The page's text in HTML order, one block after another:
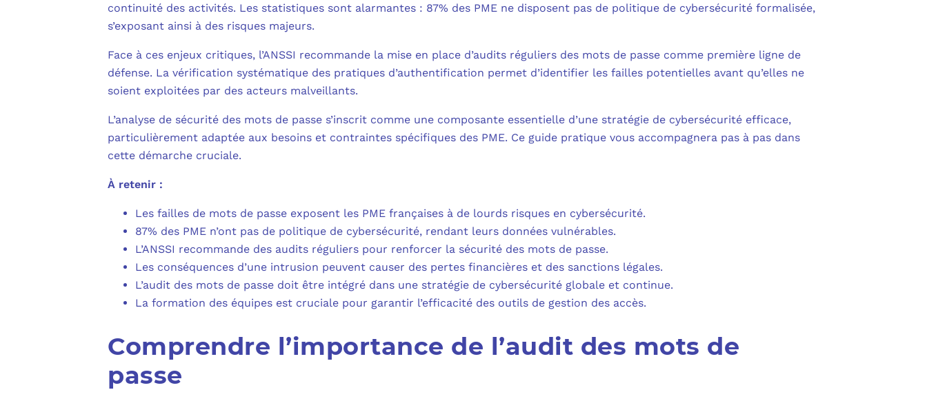
continuité des activités. Les statistiques sont alarmantes : 87% des PME ne disposent pas de politique de cybersécurité formalisée,
s’exposant ainsi à des risques majeurs.
Face à ces enjeux critiques, l’ANSSI recommande la mise en place d’audits réguliers des mots de passe comme première ligne de
défense. La vérification systématique des pratiques d’authentification permet d’identifier les failles potentielles avant qu’elles ne
soient exploitées par des acteurs malveillants.
L’analyse de sécurité des mots de passe s’inscrit comme une composante essentielle d’une stratégie de cybersécurité efficace,
particulièrement adaptée aux besoins et contraintes spécifiques des PME. Ce guide pratique vous accompagnera pas à pas dans
cette démarche cruciale.
À retenir :
Les failles de mots de passe exposent les PME françaises à de lourds risques en cybersécurité.
87% des PME n’ont pas de politique de cybersécurité, rendant leurs données vulnérables.
L’ANSSI recommande des audits réguliers pour renforcer la sécurité des mots de passe.
Les conséquences d’une intrusion peuvent causer des pertes financières et des sanctions légales.
L’audit des mots de passe doit être intégré dans une stratégie de cybersécurité globale et continue.
La formation des équipes est cruciale pour garantir l’efficacité des outils de gestion des accès.
Comprendre l’importance de l’audit des mots de
passe
MICROSOFT DEFENDER FOR BUSINESS
MICROSOFT PURVIEW
MICROSOFT COPILOT
COPILOT STUDIO
FAQ : TOUT SAVOIR SUR MICROSOFT 365 ET SES LICENCES
COMMUNICATIONS UNIFIÉES
ADSL, SDSL, FIBRE POUR PROFESSIONNELS
LE CLOUD SUR MESURE
NOS CLIENTS